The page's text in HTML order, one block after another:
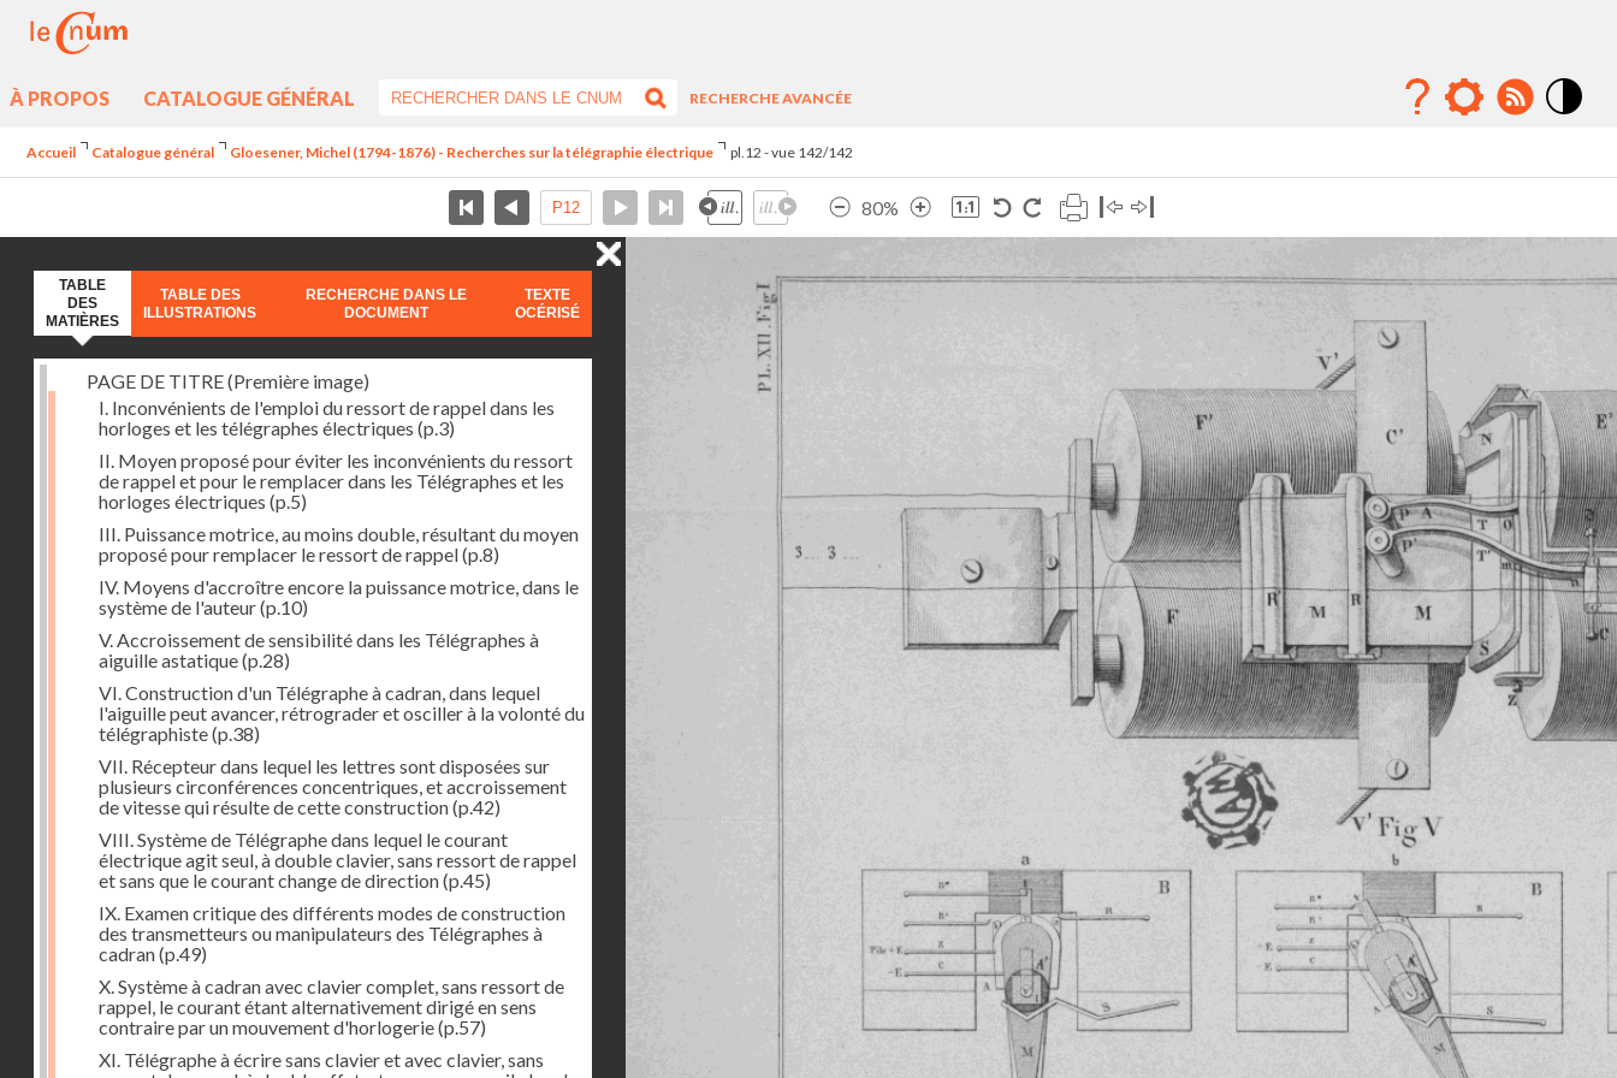
À PROPOS CATALOGUE GÉNÉRAL
RECHERCHE AVANCÉE
Accueil Catalogue général Gloesener, Michel (1794-1876) - Recherches sur la télégraphie électrique pl.12 - vue 142/142
80%
TABLE
DES
MATIÈRES
TABLE DES
ILLUSTRATIONS
RECHERCHE DANS LE
DOCUMENT
TEXTE
OCÉRISÉ
PAGE DE TITRE (Première image)
I. Inconvénients de l'emploi du ressort de rappel dans les
horloges et les télégraphes électriques (p.3)
II. Moyen proposé pour éviter les inconvénients du ressort
de rappel et pour le remplacer dans les Télégraphes et les
horloges électriques (p.5)
III. Puissance motrice, au moins double, résultant du moyen
proposé pour remplacer le ressort de rappel(p.8)
IV. Moyens d'accroître encore la puissance motrice, dans le
système de l'auteur(p.10)
V. Accroissement de sensibilité dans les Télégraphes à
aiguille astatique(p.28)
VI. Construction d'un Télégraphe à cadran, dans lequel
l'aiguille peut avancer, rétrograder et osciller à la volonté du
télégraphiste(p.38)
VII. Récepteur dans lequel les lettres sont disposées sur
plusieurs circonférences concentriques, et accroissement
de vitesse qui résulte de cette construction(p.42)
VIII. Système de Télégraphe dans lequel le courant
électrique agit seul, à double clavier, sans ressort de rappel
et sans que le courant change de direction(p.45)
IX. Examen critique des différents modes de construction
des transmetteurs ou manipulateurs des Télégraphes à
cadran(p.49)
X. Système à cadran avec clavier complet, sans ressort de
rappel, le courant étant alternativement dirigé en sens
contraire par un mouvement d'horlogerie(p.57)
XI. Télégraphe à écrire sans clavier et avec clavier, sans